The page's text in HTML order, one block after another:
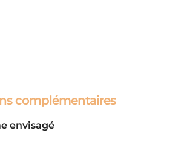
complémentaires
envisagé